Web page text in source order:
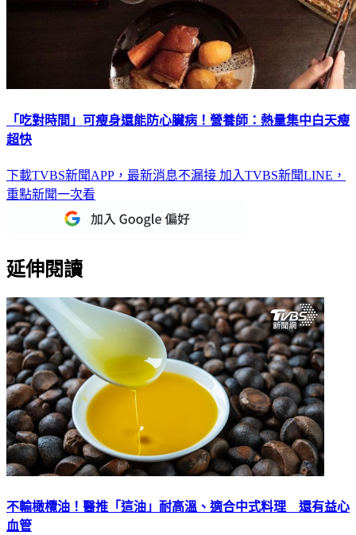
「吃對時間」可瘦身還能防心臟病！營養師：熱量集中白天瘦
超快
下載TVBS新聞APP，最新消息不漏接 加入TVBS新聞LINE，
重點新聞一次看
延伸閱讀
不輸橄欖油！醫推「這油」耐高溫、適合中式料理 還有益心
血管